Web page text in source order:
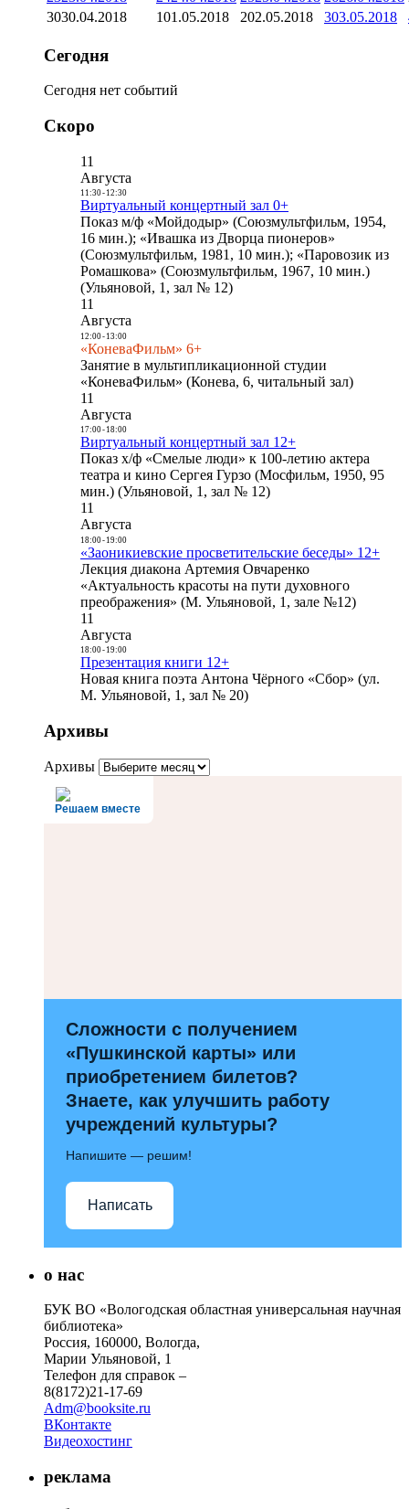
3030.04.2018 101.05.2018 202.05.2018 303.05.2018
Сегодня
Сегодня нет событий
Скоро
11
Августа
11:30- 12:30
Виртуальный концертный зал 0+
Показ м/ф «Мойдодыр» (Союзмультфильм, 1954,
16 мин.); «Ивашка из Дворца пионеров»
(Союзмультфильм, 1981, 10 мин.); «Паровозик из
Ромашкова» (Союзмультфильм, 1967, 10 мин.)
(Ульяновой, 1, зал № 12)
11
Августа
12:00- 13:00
«КоневаФильм» 6+
Занятие в мультипликационной студии
«КоневаФильм» (Конева, 6, читальный зал)
11
Августа
17:00- 18:00
Виртуальный концертный зал 12+
Показ х/ф «Смелые люди» к 100-летию актера
театра и кино Сергея Гурзо (Мосфильм, 1950, 95
мин.) (Ульяновой, 1, зал № 12)
11
Августа
18:00- 19:00
«Заоникиевские просветительские беседы» 12+
Лекция диакона Артемия Овчаренко
«Актуальность красоты на пути духовного
преображения» (М. Ульяновой, 1, зале №12)
11
Августа
18:00- 19:00
Презентация книги 12+
Новая книга поэта Антона Чёрного «Сбор» (ул.
М. Ульяновой, 1, зал № 20)
Архивы
Архивы
Решаем вместе
Сложности с получением
«Пушкинской карты» или
приобретением билетов?
Знаете, как улучшить работу
учреждений культуры?
Напишите — решим!
Написать
о нас
БУК ВО «Вологодская областная универсальная научная
библиотека»
Россия, 160000, Вологда,
Марии Ульяновой, 1
Телефон для справок –
8(8172)21-17-69
Adm@booksite.ru
ВКонтакте
Видеохостинг
реклама